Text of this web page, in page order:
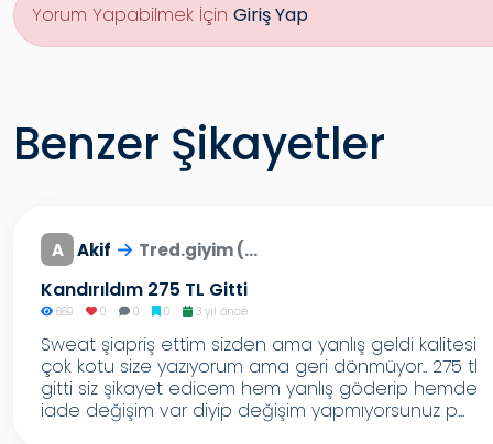
Yorum Yapabilmek İçin Giriş Yap
Benzer Şikayetler
A Akif Tred.giyim (...
Kandırıldım 275 TL Gitti
669 0 0 0 3 yıl önce
Sweat şiapriş ettim sizden ama yanlış geldi kalitesi
çok kotu size yazıyorum ama geri dönmüyor.. 275 tl
gitti siz şikayet edicem hem yanlış göderip hemde
iade değişim var diyip değişim yapmıyorsunuz p...